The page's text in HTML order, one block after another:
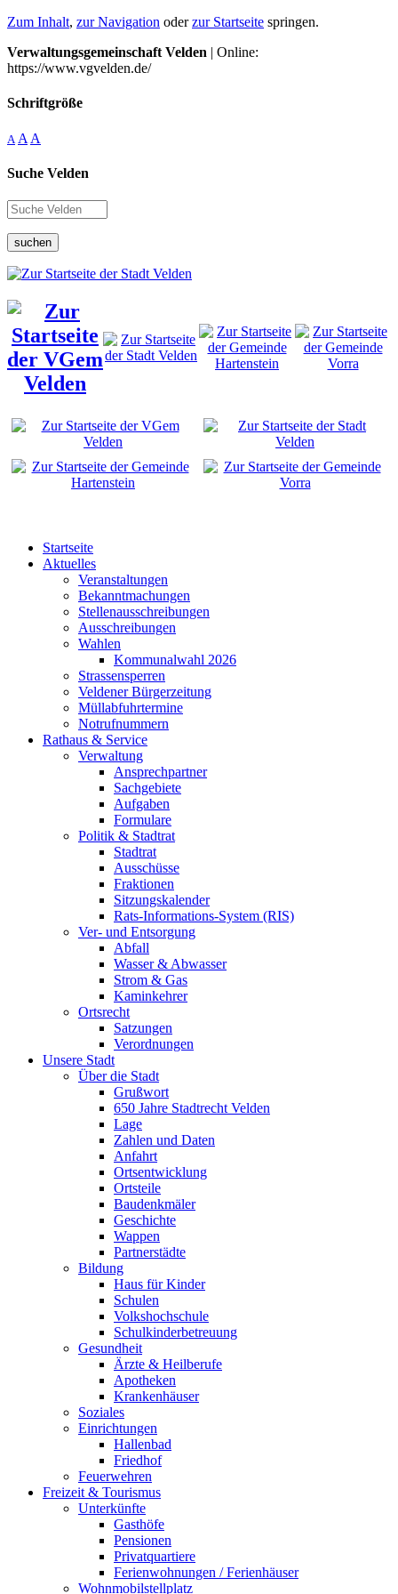
Zum Inhalt, zur Navigation oderzur Startseite springen.
Verwaltungsgemeinschaft Velden | Online:
https://www.vgvelden.de/
Schriftgröße
A A A
Suche Velden
suchen
Startseite
Aktuelles
Veranstaltungen
Bekanntmachungen
Stellenausschreibungen
Ausschreibungen
Wahlen
Kommunalwahl 2026
Strassensperren
Veldener Bürgerzeitung
Müllabfuhrtermine
Notrufnummern
Rathaus & Service
Verwaltung
Ansprechpartner
Sachgebiete
Aufgaben
Formulare
Politik & Stadtrat
Stadtrat
Ausschüsse
Fraktionen
Sitzungskalender
Rats-Informations-System (RIS)
Ver- und Entsorgung
Abfall
Wasser & Abwasser
Strom & Gas
Kaminkehrer
Ortsrecht
Satzungen
Verordnungen
Unsere Stadt
Über die Stadt
Grußwort
650 Jahre Stadtrecht Velden
Lage
Zahlen und Daten
Anfahrt
Ortsentwicklung
Ortsteile
Baudenkmäler
Geschichte
Wappen
Partnerstädte
Bildung
Haus für Kinder
Schulen
Volkshochschule
Schulkinderbetreuung
Gesundheit
Ärzte & Heilberufe
Apotheken
Krankenhäuser
Soziales
Einrichtungen
Hallenbad
Friedhof
Feuerwehren
Freizeit & Tourismus
Unterkünfte
Gasthöfe
Pensionen
Privatquartiere
Ferienwohnungen / Ferienhäuser
Wohnmobilstellplatz